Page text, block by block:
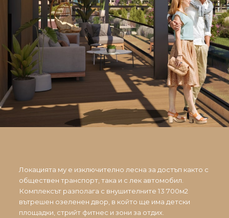
Локацията му е изключително лесна за достъп както с
обществен транспорт, така и с лек автомобил.
Комплексът разполага с внушителните 13 700м2
вътрешен озеленен двор, в който ще има детски
площадки, стрийт фитнес и зони за отдих.